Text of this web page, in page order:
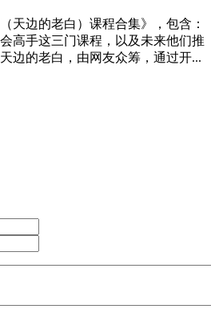
天边的老白）课程合集》，包含：
高手这三门课程，以及未来他们推
边的老白，由网友众筹，通过开...